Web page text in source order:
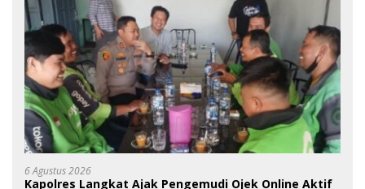
6 Agustus 2026
Kapolres Langkat Ajak Pengemudi Ojek Online Aktif